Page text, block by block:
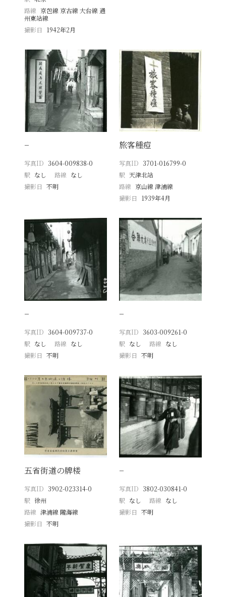
路線 京包線 京古線 大台線 通
州東站線
撮影日
1942年2月
−
写真ID 3604-009838-0
駅 なし 路線 なし
撮影日
不明
旅客種痘
写真ID 3701-016799-0
駅 天津北站
路線 京山線 津浦線
撮影日
1939年4月
−
写真ID 3604-009737-0
駅 なし 路線 なし
撮影日
不明
−
写真ID 3603-009261-0
駅 なし 路線 なし
撮影日 不明
五省街道の牌楼
写真ID 3902-023314-0
駅 徐州
路線 津浦線 隴海線
撮影日
不明
−
写真ID 3802-030841-0
駅 なし 路線 なし
撮影日 不明